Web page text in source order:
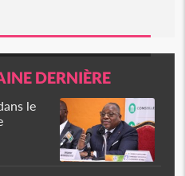
DERNIÈRE
le